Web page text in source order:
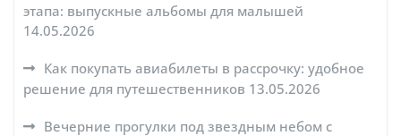
этапа: выпускные альбомы для малышей
14.05.2026
Как покупать авиабилеты в рассрочку: удобное
решение для путешественников 13.05.2026
Вечерние прогулки под звездным небом с